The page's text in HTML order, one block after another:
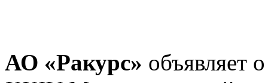
АО «Ракурс» объявляет